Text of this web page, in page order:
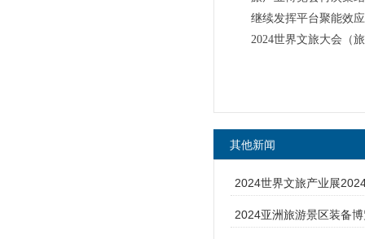
继续发挥平台聚能效
2024世界文旅大会（
其他新闻
2024世界文旅产业展
2024亚洲旅游景区装备